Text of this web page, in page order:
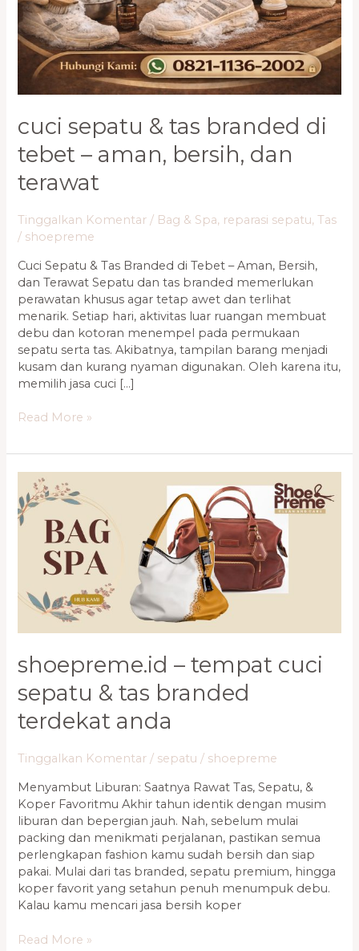
cuci sepatu & tas branded di
tebet – aman, bersih, dan
terawat
Tinggalkan Komentar / Bag & Spa, reparasi sepatu,Tas
/ shoepreme
Cuci Sepatu & Tas Branded di Tebet – Aman, Bersih,
dan Terawat Sepatu dan tas branded memerlukan
perawatan khusus agar tetap awet dan terlihat
menarik. Setiap hari, aktivitas luar ruangan membuat
debu dan kotoran menempel pada permukaan
sepatu serta tas. Akibatnya, tampilan barang menjadi
kusam dan kurang nyaman digunakan. Oleh karena itu,
memilih jasa cuci […]
–
Aman,
Bersih,
dan
Terawat
Read More »
shoepreme.id – tempat cuci
sepatu & tas branded
terdekat anda
Tinggalkan Komentar / sepatu / shoepreme
Menyambut Liburan: Saatnya Rawat Tas, Sepatu, &
Koper Favoritmu Akhir tahun identik dengan musim
liburan dan bepergian jauh. Nah, sebelum mulai
packing dan menikmati perjalanan, pastikan semua
perlengkapan fashion kamu sudah bersih dan siap
pakai. Mulai dari tas branded, sepatu premium, hingga
koper favorit yang setahun penuh menumpuk debu.
Kalau kamu mencari jasa bersih koper
Shoepreme.ID
–
Tempat
Cuci
Sepatu
Branded
Terdekat
Anda
Read More »